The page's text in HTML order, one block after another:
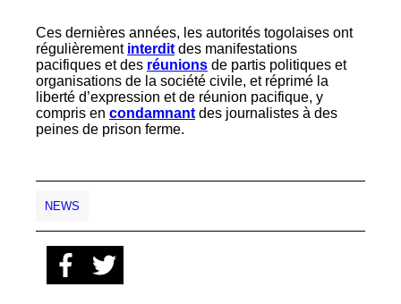
Ces dernières années, les autorités togolaises ont
régulièrement interdit des manifestations
pacifiques et des réunions de partis politiques et
organisations de la société civile, et réprimé la
liberté d’expression et de réunion pacifique, y
compris en condamnant des journalistes à des
peines de prison ferme.
NEWS